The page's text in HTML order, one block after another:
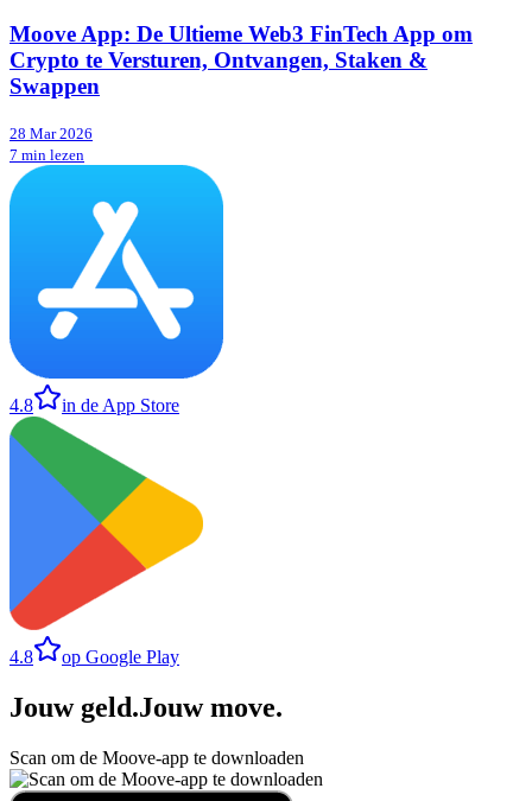
Moove App: De Ultieme Web3 FinTech App om
Crypto te Versturen, Ontvangen, Staken &
Swappen
28 Mar 2026
7 min lezen
4.8 in de App Store
4.8 op Google Play
Jouw geld.Jouw move.
Scan om de Moove-app te downloaden